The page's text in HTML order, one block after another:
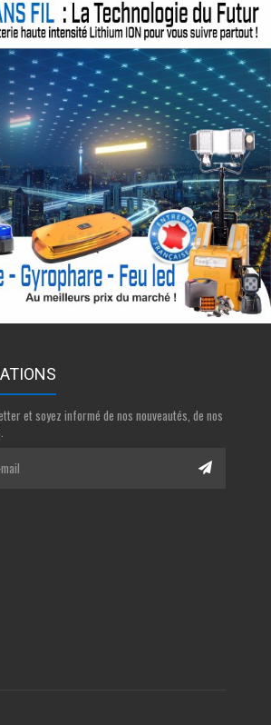
et soyez informé de nos nouveautés, de nos